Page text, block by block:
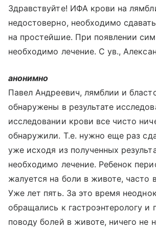
Здравствуйте! ИФА крови на
недостоверно, необходимо
на простейшие. При появлении
необходимо лечение. С ув.,
анонимно
Павел Андреевич, лямблии и
обнаружены в результате
исследовании крови все чисто
обнаружили. Т.е. нужно еще раз
уже исходя из полученных
необходимо лечение. Ребенок
жалуется на боли в животе, часто
Уже лет пять. За это время
обращались к гастроэнтерологу и
поводу болей в животе, ничего не